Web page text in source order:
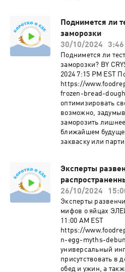
Поднимется ли
заморозки
30/10/2024
3:46
Поднимется ли
заморозки? BY CRYSTAL ANTONACE-OCT. 6,
2024 7:15 PM EST
https://
frozen-bread-
оптимизировать
возможно,
заморозить
ближайшем
закваску или
более запутанное,
на свою
приготовить
подготовке и
может успешно
хранения в
Эксперты
26/10/2024
Эксперты
мифов о яйцах
11:00 AM EST
https://
n-egg-myths-
универсальный
присутствовать в
обед и ужин, а